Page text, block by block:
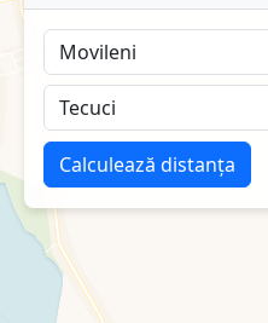
Calculează distanța